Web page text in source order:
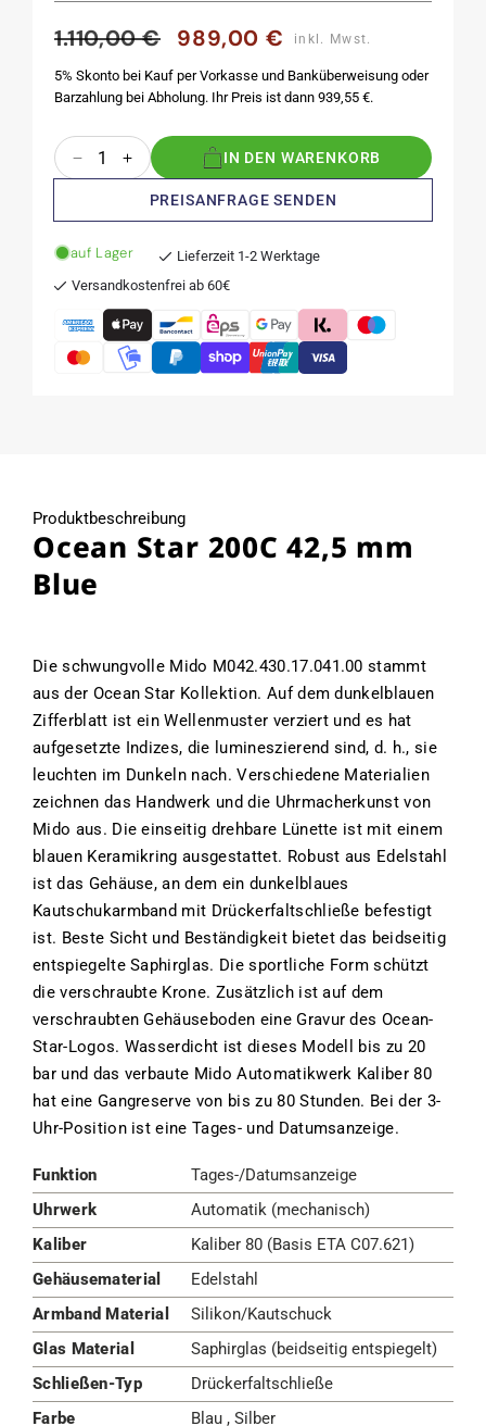
Normaler
1.110,00 € Verkaufspreis
989,00 € inkl. Mwst.
5% Skonto bei Kauf per Vorkasse und Banküberweisung oder
Barzahlung bei Abholung. Ihr Preis ist dann 939,55 €.
Anzahl
Verringere
Ocean
Star
200C
42,5
mm
Blue
Erhöhe
die
Menge
Ocean
Star
200C
42,5
mm
Blue
IN DEN WARENKORB
PREISANFRAGE SENDEN
auf Lager
Lieferzeit 1-2 Werktage
Versandkostenfrei ab 60€
Produktbeschreibung
Ocean Star 200C 42,5 mm
Blue
Die schwungvolle Mido M042.430.17.041.00 stammt
aus der Ocean Star Kollektion. Auf dem dunkelblauen
Zifferblatt ist ein Wellenmuster verziert und es hat
aufgesetzte Indizes, die lumineszierend sind, d. h., sie
leuchten im Dunkeln nach. Verschiedene Materialien
zeichnen das Handwerk und die Uhrmacherkunst von
Mido aus. Die einseitig drehbare Lünette ist mit einem
blauen Keramikring ausgestattet. Robust aus Edelstahl
ist das Gehäuse, an dem ein dunkelblaues
Kautschukarmband mit Drückerfaltschließe befestigt
ist. Beste Sicht und Beständigkeit bietet das beidseitig
entspiegelte Saphirglas. Die sportliche Form schützt
die verschraubte Krone. Zusätzlich ist auf dem
verschraubten Gehäuseboden eine Gravur des Ocean-
Star-Logos. Wasserdicht ist dieses Modell bis zu 20
bar und das verbaute Mido Automatikwerk Kaliber 80
hat eine Gangreserve von bis zu 80 Stunden. Bei der 3-
Uhr-Position ist eine Tages- und Datumsanzeige.
Funktion
Tages-/Datumsanzeige
Uhrwerk
Automatik (mechanisch)
Kaliber
Kaliber 80 (Basis ETA C07.621)
Gehäusematerial
Edelstahl
Armband Material
Silikon/Kautschuck
Glas Material
Saphirglas (beidseitig entspiegelt)
Schließen-Typ
Drückerfaltschließe
Farbe
Blau , Silber